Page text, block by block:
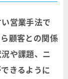
営業手法で
顧客との関係
や課題、ニ
きるように